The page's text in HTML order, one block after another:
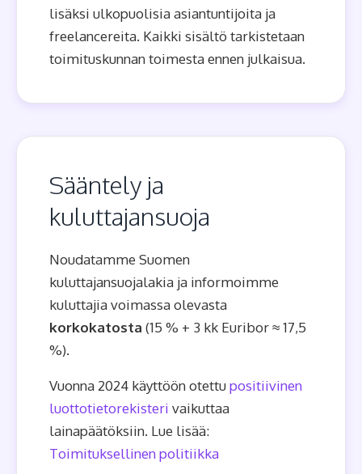
lisäksi ulkopuolisia asiantuntijoita ja
freelancereita. Kaikki sisältö tarkistetaan
toimituskunnan toimesta ennen julkaisua.
Sääntely ja
kuluttajansuoja
Noudatamme Suomen
kuluttajansuojalakia ja informoimme
kuluttajia voimassa olevasta
korkokatosta (15 % + 3 kk Euribor ≈ 17,5
%).
Vuonna 2024 käyttöön otettupositiivinen
luottotietorekisteri vaikuttaa
lainapäätöksiin. Lue lisää:
Toimituksellinen politiikka